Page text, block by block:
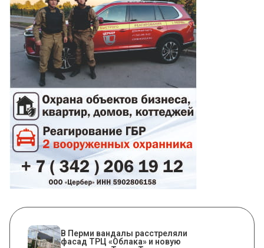
В Перми вандалы расстреляли
фасад ТРЦ «Облака» и новую